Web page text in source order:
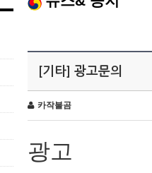
[기타] 광고문의
카작불곰
광고